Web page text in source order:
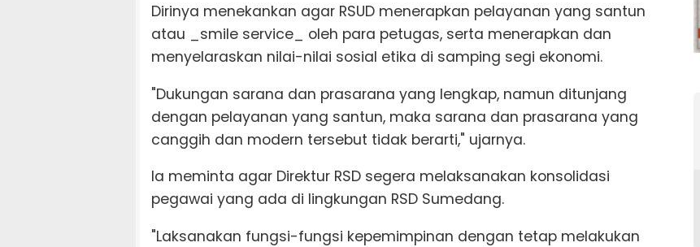
Dirinya menekankan agar RSUD menerapkan pelayanan yang santun
atau _smile service_ oleh para petugas, serta menerapkan dan
menyelaraskan nilai-nilai sosial etika di samping segi ekonomi.
"Dukungan sarana dan prasarana yang lengkap, namun ditunjang
dengan pelayanan yang santun, maka sarana dan prasarana yang
canggih dan modern tersebut tidak berarti," ujarnya.
Ia meminta agar Direktur RSD segera melaksanakan konsolidasi
pegawai yang ada di lingkungan RSD Sumedang.
"Laksanakan fungsi-fungsi kepemimpinan dengan tetap melakukan